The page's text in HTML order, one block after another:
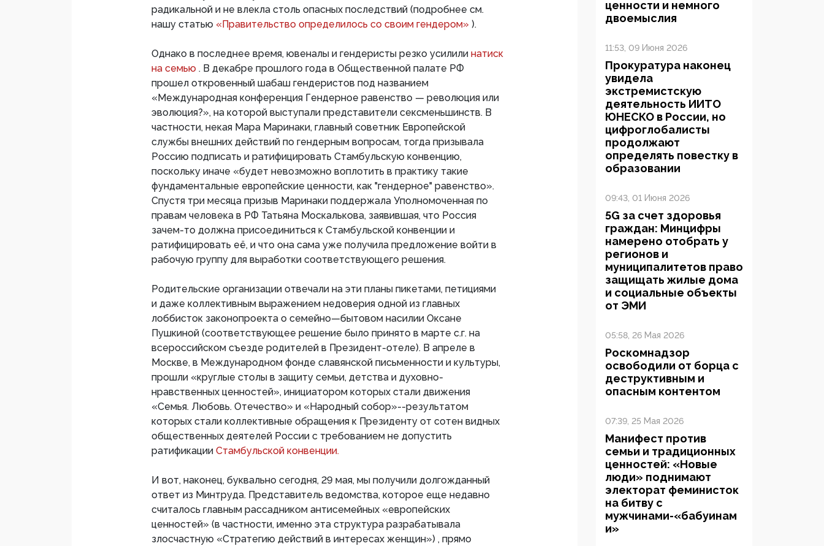
радикальной и не влекла столь опасных последствий (подробнее см.
нашу статью «Правительство определилось со своим гендером» ).
Однако в последнее время, ювеналы и гендеристы резко усилили натиск
на семью . В декабре прошлого года в Общественной палате РФ
прошел откровенный шабаш гендеристов под названием
«Международная конференция Гендерное равенство — революция или
эволюция?», на которой выступали представители сексменьшинств. В
частности, некая Мара Маринаки, главный советник Европейской
службы внешних действий по гендерным вопросам, тогда призывала
Россию подписать и ратифицировать Стамбульскую конвенцию,
поскольку иначе «будет невозможно воплотить в практику такие
фундаментальные европейские ценности, как "гендерное" равенство».
Спустя три месяца призыв Маринаки поддержала Уполномоченная по
правам человека в РФ Татьяна Москалькова, заявившая, что Россия
зачем-то должна присоединиться к Стамбульской конвенции и
ратифицировать её, и что она сама уже получила предложение войти в
рабочую группу для выработки соответствующего решения.
Родительские организации отвечали на эти планы пикетами, петициями
и даже коллективным выражением недоверия одной из главных
лоббисток законопроекта о семейно—бытовом насилии Оксане
Пушкиной (соответствующее решение было принято в марте с.г. на
всероссийском съезде родителей в Президент-отеле). В апреле в
Москве, в Международном фонде славянской письменности и культуры,
прошли «круглые столы в защиту семьи, детства и духовно-
нравственных ценностей», инициатором которых стали движения
«Семья. Любовь. Отечество» и «Народный собор»--результатом
которых стали коллективные обращения к Президенту от сотен видных
общественных деятелей России с требованием не допустить
ратификации Стамбульской конвенции.
И вот, наконец, буквально сегодня, 29 мая, мы получили долгожданный
ответ из Минтруда. Представитель ведомства, которое еще недавно
считалось главным рассадником антисемейных «европейских
ценностей» (в частности, именно эта структура разрабатывала
злосчастную «Стратегию действий в интересах женщин») , прямо
ценности и немного
двоемыслия
11:53, 09 Июня 2026
Прокуратура наконец
увидела
экстремистскую
деятельность ИИТО
ЮНЕСКО в России, но
цифроглобалисты
продолжают
определять повестку в
образовании
09:43, 01 Июня 2026
5G за счет здоровья
граждан: Минцифры
намерено отобрать у
регионов и
муниципалитетов право
защищать жилые дома
и социальные объекты
от ЭМИ
05:58, 26 Мая 2026
Роскомнадзор
освободили от борца с
деструктивным и
опасным контентом
07:39, 25 Мая 2026
Манифест против
семьи и традиционных
ценностей: «Новые
люди» поднимают
электорат феминисток
на битву с
мужчинами-«бабуинам
и»